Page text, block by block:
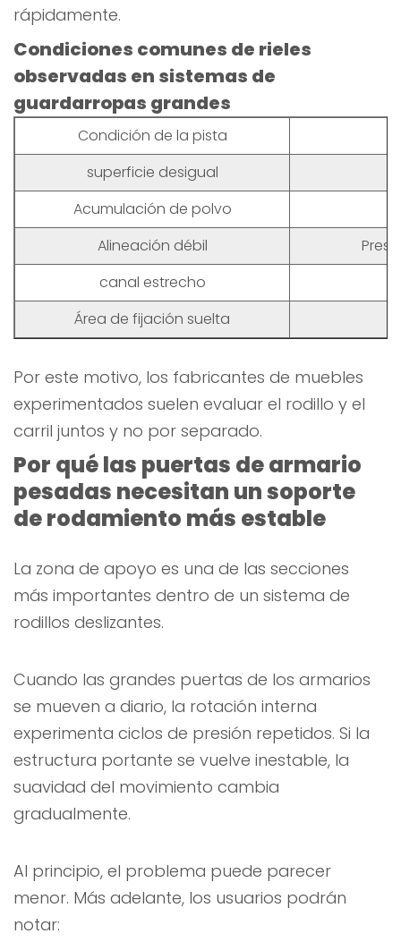
rápidamente.
Condiciones comunes de rieles
observadas en sistemas de
guardarropas grandes
Condición de la pista
superficie desigual
Acumulación de polvo
Alineación débil
canal estrecho
Área de fijación suelta
Por este motivo, los fabricantes de muebles
experimentados suelen evaluar el rodillo y el
carril juntos y no por separado.
Por qué las puertas de armario
pesadas necesitan un soporte
de rodamiento más estable
La zona de apoyo es una de las secciones
más importantes dentro de un sistema de
rodillos deslizantes.
Cuando las grandes puertas de los armarios
se mueven a diario, la rotación interna
experimenta ciclos de presión repetidos. Si la
estructura portante se vuelve inestable, la
suavidad del movimiento cambia
gradualmente.
Al principio, el problema puede parecer
menor. Más adelante, los usuarios podrán
notar: